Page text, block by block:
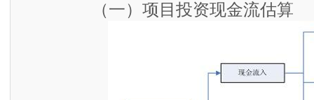
（一）项目投资现金流估算